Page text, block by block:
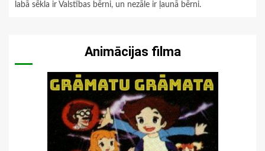
labā sēkla ir Valstības bērni, un nezāle ir ļaunā bērni.
Animācijas filma